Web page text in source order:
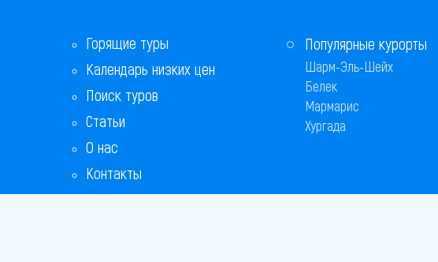
Горящие туры
Календарь низких цен
Поиск туров
Статьи
О нас
Контакты
Бонусная программа
Популярные курорты
Шарм-Эль-Шейх
Белек
Мармарис
Хургада